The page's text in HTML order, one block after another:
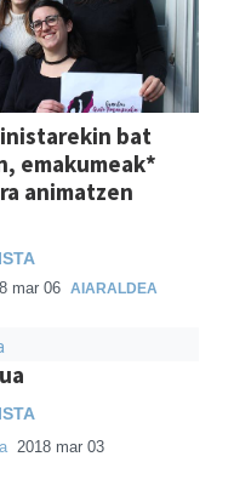
bat
emakumeak*
animatzen
mar 06 AIARALDEA
2018 mar 03